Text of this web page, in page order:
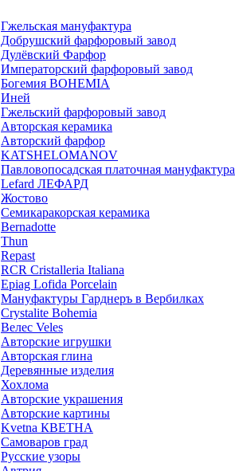
Гжельская мануфактура
Добрушский фарфоровый завод
Дулёвский Фарфор
Императорский фарфоровый завод
Богемия BOHEMIA
Иней
Гжельский фарфоровый завод
Авторская керамика
Авторский фарфор
KATSHELOMANOV
Павловопосадская платочная мануфактура
Lefard ЛЕФАРД
Жостово
Семикаракорская керамика
Bernadotte
Thun
Repast
RCR Cristalleria Italiana
Epiag Lofida Porcelain
Мануфактуры Гарднеръ в Вербилках
Crystalite Bohemia
Велес Veles
Авторские игрушки
Авторская глина
Деревянные изделия
Хохлома
Авторские украшения
Авторские картины
Kvetna КВЕТНА
Самоваров град
Русские узоры